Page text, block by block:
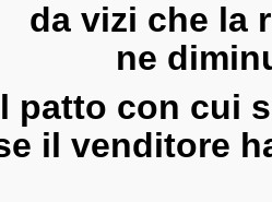
da vizi che la
ne
patto con cui
il venditore